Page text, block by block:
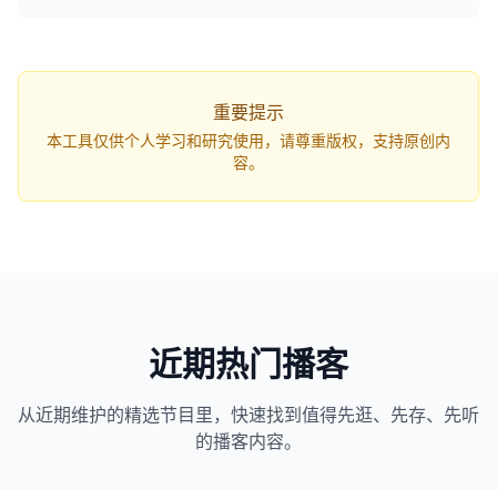
重要提示
本工具仅供个人学习和研究使用，请尊重版权，支持原创内
容。
近期热门播客
从近期维护的精选节目里，快速找到值得先逛、先存、先听
的播客内容。